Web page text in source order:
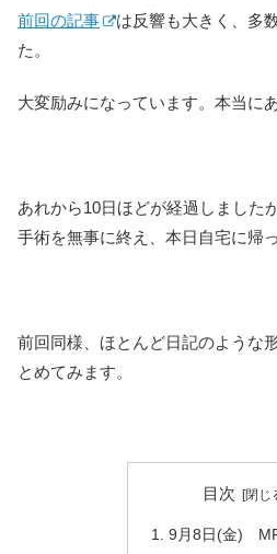
前回の記事
は反響も大きく、多
た。
大変励みになっています。本当に
あれから10日ほどが経過しました
手術を無事に終え、本日自宅に帰
前回同様、ほとんど日記のような
とめてみます。
目次
9月8日(金)